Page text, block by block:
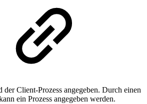
der Client-Prozess angegeben. Durch einen
ein Prozess angegeben werden.